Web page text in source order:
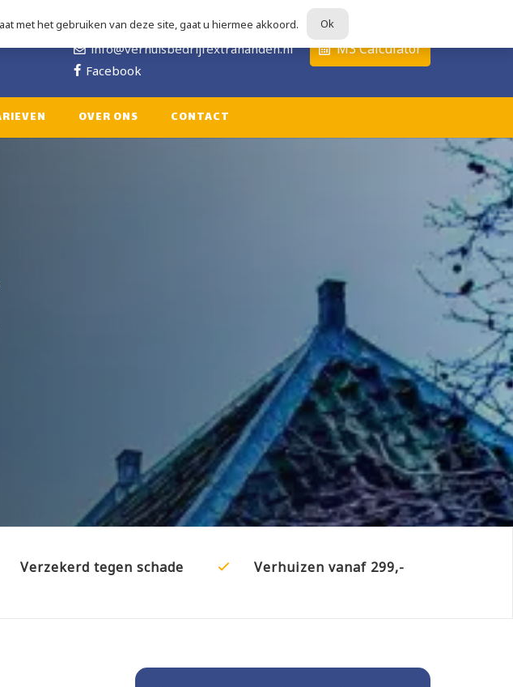
06 2828 3679
info@verhuisbedrijfextrahanden.nl
Facebook
M3 Calculator
OVER ONS CONTACT
Verzekerd tegen schade Verhuizen vanaf 299,-
met het gebruiken van deze site, gaat u hiermee akkoord. Ok